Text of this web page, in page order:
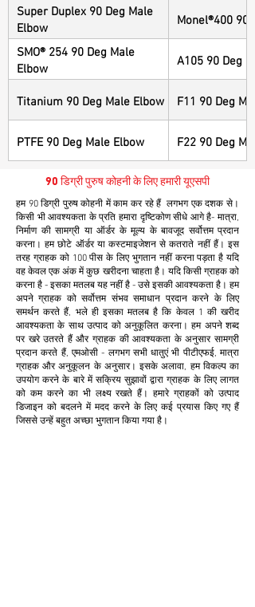
Super Duplex 90 Deg Male
Elbow
Monel®400 90
SMO® 254 90 Deg Male
Elbow
A105 90 Deg
Titanium 90 Deg Male Elbow F11 90 Deg
PTFE 90 Deg Male Elbow F22 90 Deg
90 डिग्री पुरुष कोहनी के लिए हमारी यूएसपी
हम 90 डिग्री पुरुष कोहनी में काम कर रहे हैं लगभग एक दशक से।
किसी भी आवश्यकता के प्रति हमारा दृष्टिकोण सीधे आगे है- मात्रा,
निर्माण की सामग्री या ऑर्डर के मूल्य के बावजूद सर्वोत्तम प्रदान
करना। हम छोटे ऑर्डर या कस्टमाइजेशन से कतराते नहीं हैं। इस
तरह ग्राहक को 100 पीस के लिए भुगतान नहीं करना पड़ता है यदि
वह केवल एक अंक में कुछ खरीदना चाहता है। यदि किसी ग्राहक को
करना है - इसका मतलब यह नहीं है - उसे इसकी आवश्यकता है। हम
अपने ग्राहक को सर्वोत्तम संभव समाधान प्रदान करने के लिए
समर्थन करते हैं, भले ही इसका मतलब है कि केवल 1 की खरीद
आवश्यकता के साथ उत्पाद को अनुकूलित करना। हम अपने शब्द
पर खरे उतरते हैं और ग्राहक की आवश्यकता के अनुसार सामग्री
प्रदान करते हैं, एमओसी - लगभग सभी धातुएं भी पीटीएफई, मात्रा
ग्राहक और अनुकूलन के अनुसार। इसके अलावा, हम विकल्प का
उपयोग करने के बारे में सक्रिय सुझावों द्वारा ग्राहक के लिए लागत
को कम करने का भी लक्ष्य रखते हैं। हमारे ग्राहकों को उत्पाद
डिजाइन को बदलने में मदद करने के लिए कई प्रयास किए गए हैं
जिससे उन्हें बहुत अच्छा भुगतान किया गया है।